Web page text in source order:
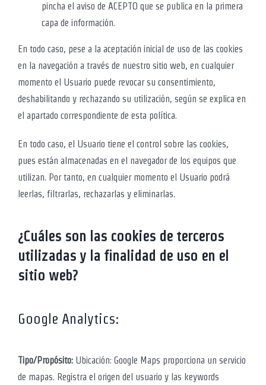
pincha el aviso de ACEPTO que se publica en la primera
capa de información.
En todo caso, pese a la aceptación inicial de uso de las cookies
en la navegación a través de nuestro sitio web, en cualquier
momento el Usuario puede revocar su consentimiento,
deshabilitando y rechazando su utilización, según se explica en
el apartado correspondiente de esta política.
En todo caso, el Usuario tiene el control sobre las cookies,
pues están almacenadas en el navegador de los equipos que
utilizan. Por tanto, en cualquier momento el Usuario podrá
leerlas, filtrarlas, rechazarlas y eliminarlas.
¿Cuáles son las cookies de terceros
utilizadas y la finalidad de uso en el
sitio web?
Google Analytics:
Tipo/Propósito: Ubicación: Google Maps proporciona un servicio
de mapas. Registra el origen del usuario y las keywords